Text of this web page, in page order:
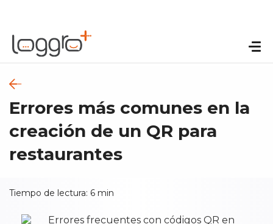
Errores más comunes en la
creación de un QR para
restaurantes
Tiempo de lectura: 6 min